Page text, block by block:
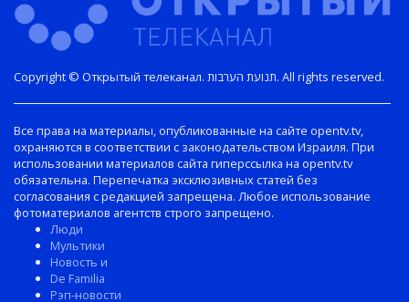
Copyright © Открытый телеканал. תנועת הערבות. All rights reserved.
Все права на материалы, опубликованные на сайте opentv.tv,
охраняются в соответствии с законодательством Израиля. При
использовании материалов сайта гиперссылка на opentv.tv
обязательна. Перепечатка эксклюзивных статей без
согласования с редакцией запрещена. Любое использование
фотоматериалов агентств строго запрещено.
Люди
Мультики
Новость и
De Familia
Рэп-новости